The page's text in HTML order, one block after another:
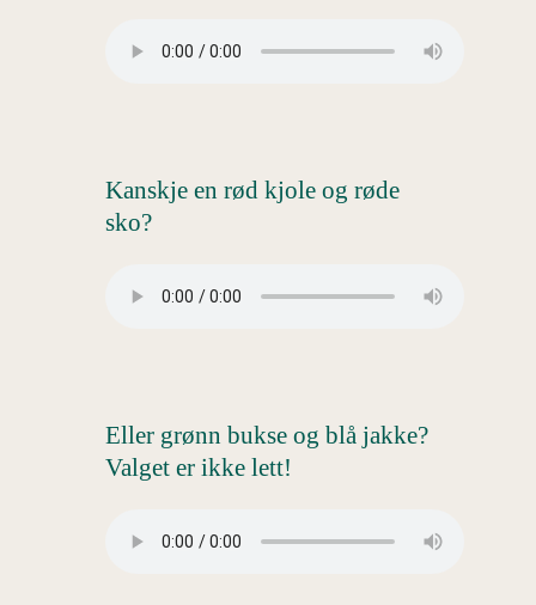
Kanskje en rød kjole og røde
sko?
Eller grønn bukse og blå jakke?
Valget er ikke lett!